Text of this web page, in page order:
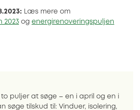
Læs mere om
2023 og energirenoveringspuljen
to puljer at søge – en i april og en i
søge tilskud til: Vinduer, isolering,